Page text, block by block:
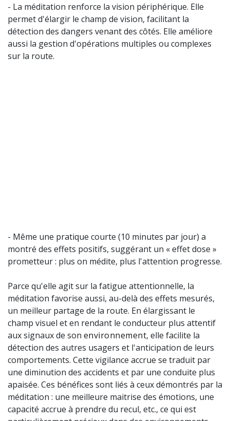
- La méditation renforce la vision périphérique. Elle
permet d'élargir le champ de vision, facilitant la
détection des dangers venant des côtés. Elle améliore
aussi la gestion d'opérations multiples ou complexes
sur la route.
- Même une pratique courte (10 minutes par jour) a
montré des effets positifs, suggérant un « effet dose »
prometteur : plus on médite, plus l'attention progresse.
Parce qu'elle agit sur la fatigue attentionnelle, la
méditation favorise aussi, au-delà des effets mesurés,
un meilleur partage de la route. En élargissant le
champ visuel et en rendant le conducteur plus attentif
aux signaux de son environnement, elle facilite la
détection des autres usagers et l'anticipation de leurs
comportements. Cette vigilance accrue se traduit par
une diminution des accidents et par une conduite plus
apaisée. Ces bénéfices sont liés à ceux démontrés par la
méditation : une meilleure maitrise des émotions, une
capacité accrue à prendre du recul, etc., ce qui est